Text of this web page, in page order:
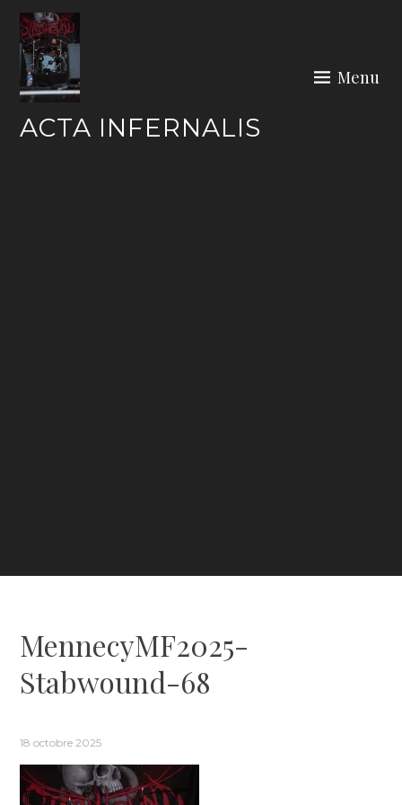
Skip
content
ACTA INFERNALIS
Menu
MennecyMF2025-
Stabwound-68
18 octobre 2025